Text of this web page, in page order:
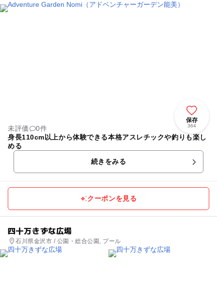
保存
364
未評価
0件
身長110cm以上から体験できる本格アスレチックや釣りも楽し
める
続きをみる
クーポンを見る
四十万きずな広場
石川県金沢市 / 公園・総合公園, プール